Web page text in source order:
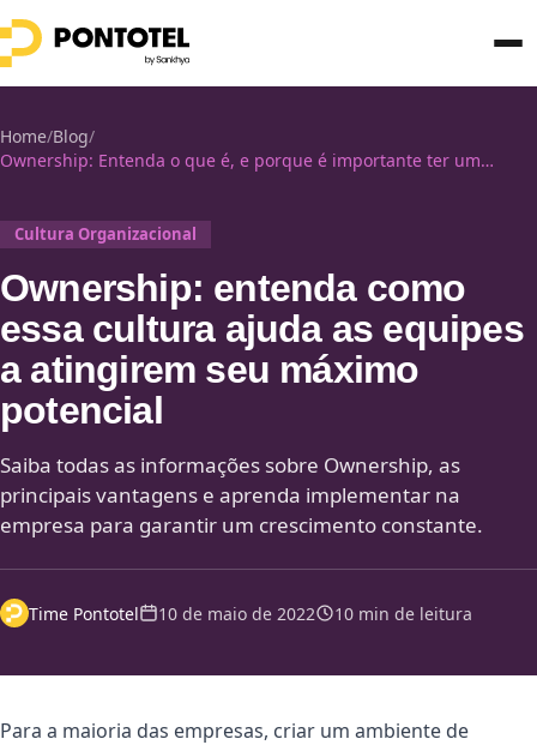
Home/Blog/
Ownership: Entenda o que é, e porque é importante ter um
Cultura Organizacional
Ownership: entenda como
essa cultura ajuda as equipes
a atingirem seu máximo
potencial
Saiba todas as informações sobre Ownership, as
principais vantagens e aprenda implementar na
empresa para garantir um crescimento constante.
Time Pontotel 10 de maio de 2022 10 min de leitura
Para a maioria das empresas, criar um ambiente de